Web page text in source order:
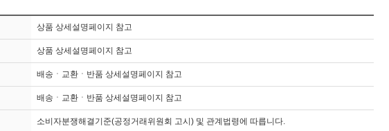
상품 상세설명페이지 참고
상품 상세설명페이지 참고
배송ㆍ교환ㆍ반품 상세설명페이지 참고
배송ㆍ교환ㆍ반품 상세설명페이지 참고
소비자분쟁해결기준(공정거래위원회 고시) 및 관계법령에 따릅니다.